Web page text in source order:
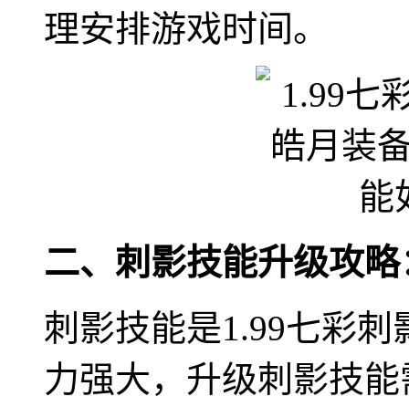
理安排游戏时间。
二、刺影技能升级攻略
刺影技能是1.99七彩
力强大，升级刺影技